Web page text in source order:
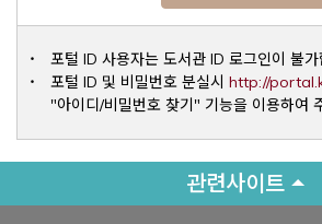
포털 ID 사용자는 도서관 ID 로그인이 불가
포털 ID 및 비밀번호 분실시 http://
"아이디/비밀번호 찾기" 기능을 이용하여
관련사이트